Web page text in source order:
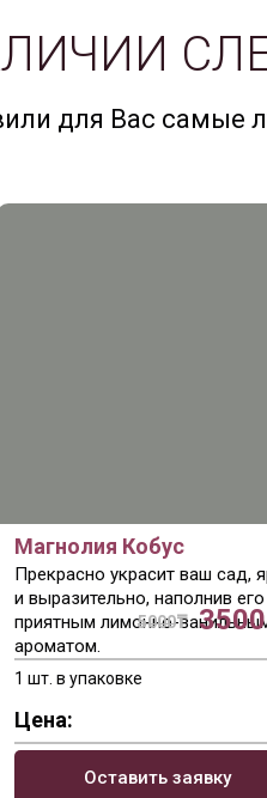
для Вас самые
5000₸
Магнолия Кобус
Прекрасно украсит ваш сад,
и выразительно, наполнив его
приятным лимонно-
ароматом.
1 шт. в упаковке
Цена:
Оставить заявку